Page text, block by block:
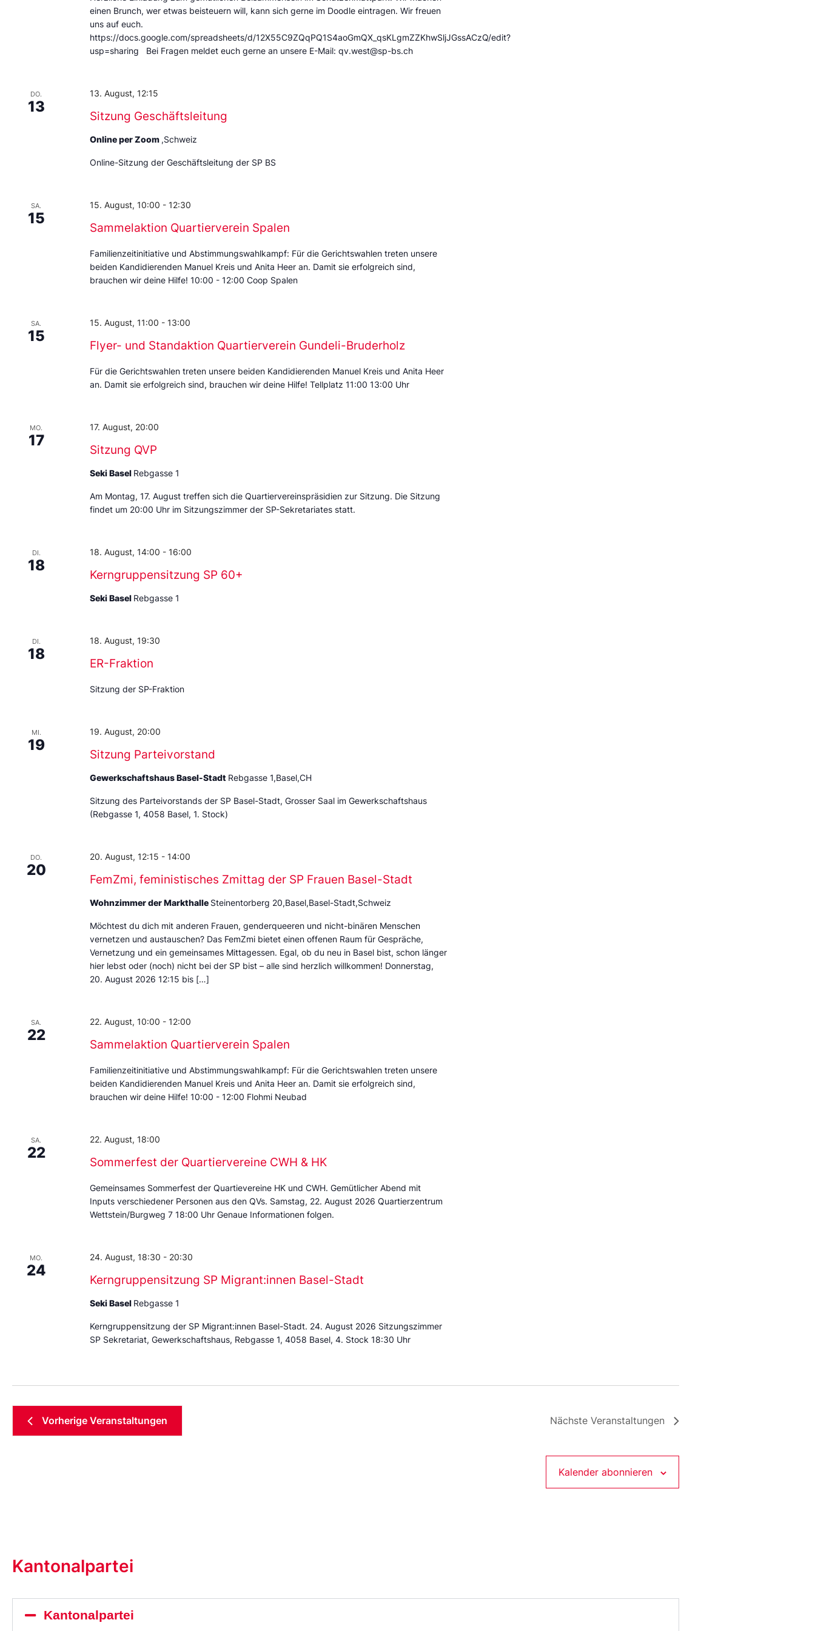
einen Brunch, wer etwas beisteuern will, kann sich gerne im Doodle eintragen. Wir freuen
uns auf euch.
https://docs.google.com/spreadsheets/d/12X55C9ZQqPQ1S4aoGmQX_qsKLgmZZKhwSljJGssACzQ/edit?
usp=sharing Bei Fragen meldet euch gerne an unsere E-Mail: qv.west@sp-bs.ch
DO.
13
Sitzung Geschäftsleitung
13. August, 12:15
Online per Zoom ,Schweiz
Online-Sitzung der Geschäftsleitung der SP BS
SA.
15
Sammelaktion Quartierverein Spalen
15. August, 10:00 - 12:30
Familienzeitinitiative und Abstimmungswahlkampf: Für die Gerichtswahlen treten unsere
beiden Kandidierenden Manuel Kreis und Anita Heer an. Damit sie erfolgreich sind,
brauchen wir deine Hilfe! 10:00 - 12:00 Coop Spalen
SA.
15
Flyer- und Standaktion Quartierverein Gundeli-Bruderholz
15. August, 11:00 - 13:00
Für die Gerichtswahlen treten unsere beiden Kandidierenden Manuel Kreis und Anita Heer
an. Damit sie erfolgreich sind, brauchen wir deine Hilfe! Tellplatz 11:00 13:00 Uhr
MO.
17
Sitzung QVP
17. August, 20:00
Seki Basel Rebgasse 1
Am Montag, 17. August treffen sich die Quartiervereinspräsidien zur Sitzung. Die Sitzung
findet um 20:00 Uhr im Sitzungszimmer der SP-Sekretariates statt.
DI.
18
Kerngruppensitzung SP 60+
18. August, 14:00 - 16:00
Seki Basel Rebgasse 1
DI.
18
ER-Fraktion
18. August, 19:30
Sitzung der SP-Fraktion
MI.
19
Sitzung Parteivorstand
19. August, 20:00
Gewerkschaftshaus Basel-Stadt Rebgasse 1,Basel,CH
Sitzung des Parteivorstands der SP Basel-Stadt, Grosser Saal im Gewerkschaftshaus
(Rebgasse 1, 4058 Basel, 1. Stock)
DO.
20
FemZmi, feministisches Zmittag der SP Frauen Basel-Stadt
20. August, 12:15 - 14:00
Wohnzimmer der Markthalle Steinentorberg 20,Basel,Basel-Stadt,Schweiz
Möchtest du dich mit anderen Frauen, genderqueeren und nicht-binären Menschen
vernetzen und austauschen? Das FemZmi bietet einen offenen Raum für Gespräche,
Vernetzung und ein gemeinsames Mittagessen. Egal, ob du neu in Basel bist, schon länger
hier lebst oder (noch) nicht bei der SP bist – alle sind herzlich willkommen! Donnerstag,
20. August 2026 12:15 bis […]
SA.
22
Sammelaktion Quartierverein Spalen
22. August, 10:00 - 12:00
Familienzeitinitiative und Abstimmungswahlkampf: Für die Gerichtswahlen treten unsere
beiden Kandidierenden Manuel Kreis und Anita Heer an. Damit sie erfolgreich sind,
brauchen wir deine Hilfe! 10:00 - 12:00 Flohmi Neubad
SA.
22
Sommerfest der Quartiervereine CWH & HK
22. August, 18:00
Gemeinsames Sommerfest der Quartievereine HK und CWH. Gemütlicher Abend mit
Inputs verschiedener Personen aus den QVs. Samstag, 22. August 2026 Quartierzentrum
Wettstein/Burgweg 7 18:00 Uhr Genaue Informationen folgen.
MO.
24
Kerngruppensitzung SP Migrant:innen Basel-Stadt
24. August, 18:30 - 20:30
Seki Basel Rebgasse 1
Kerngruppensitzung der SP Migrant:innen Basel-Stadt. 24. August 2026 Sitzungszimmer
SP Sekretariat, Gewerkschaftshaus, Rebgasse 1, 4058 Basel, 4. Stock 18:30 Uhr
Vorherige Veranstaltungen Nächste Veranstaltungen
Kalender abonnieren
Kantonalpartei
Kantonalpartei